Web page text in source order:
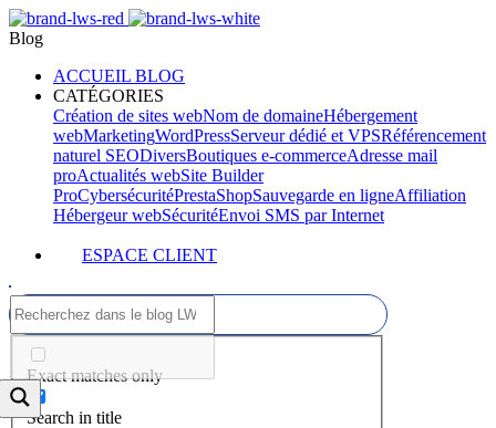
Blog
ACCUEIL BLOG
CATÉGORIES
Création de sites webNom de domaineHébergement
webMarketingWordPressServeur dédié et VPSRéférencement
naturel SEODiversBoutiques e-commerceAdresse mail
proActualités webSite Builder
ProCybersécuritéPrestaShopSauvegarde en ligneAffiliation
Hébergeur webSécuritéEnvoi SMS par Internet
ESPACE CLIENT
Exact matches only
Search in title